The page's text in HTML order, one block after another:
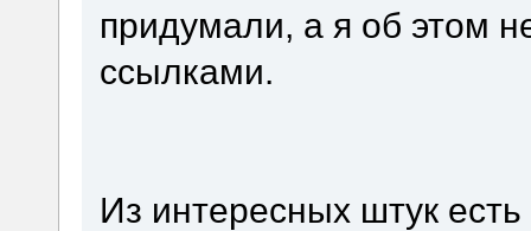
придумали, а я об этом
ссылками.
Из интересных штук есть